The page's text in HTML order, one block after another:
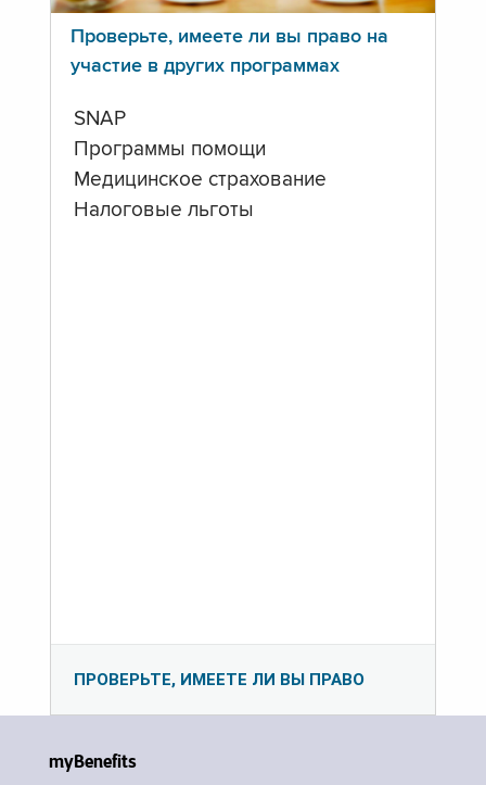
Проверьте, имеете ли вы право на
участие в других программах
SNAP
Программы помощи
Медицинское страхование
Налоговые льготы
ПРОВЕРЬТЕ, ИМЕЕТЕ ЛИ ВЫ ПРАВО
myBenefits